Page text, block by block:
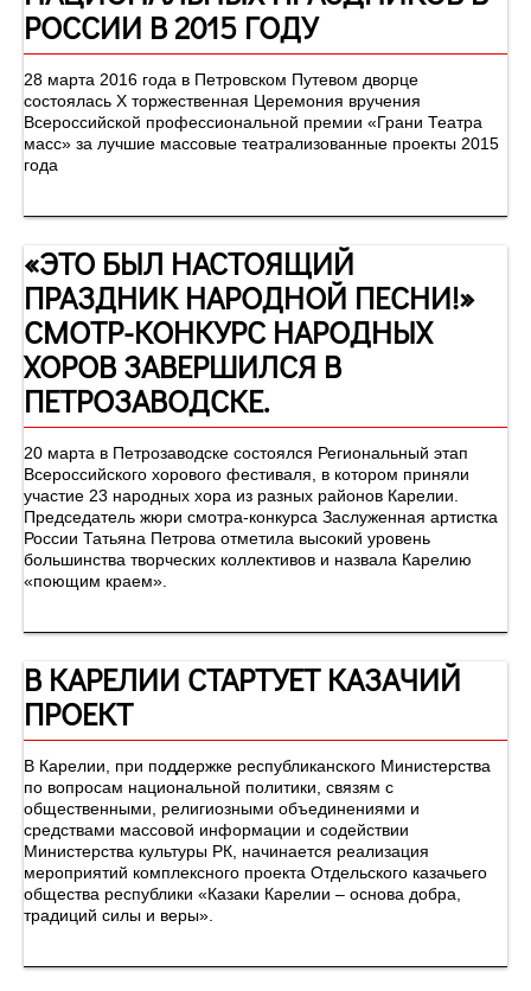
РОССИИ В 2015 ГОДУ
28 марта 2016 года в Петровском Путевом дворце
состоялась Х торжественная Церемония вручения
Всероссийской профессиональной премии «Грани Театра
масс» за лучшие массовые театрализованные проекты 2015
года
«ЭТО БЫЛ НАСТОЯЩИЙ
ПРАЗДНИК НАРОДНОЙ ПЕСНИ!»
СМОТР-КОНКУРС НАРОДНЫХ
ХОРОВ ЗАВЕРШИЛСЯ В
ПЕТРОЗАВОДСКЕ.
20 марта в Петрозаводске состоялся Региональный этап
Всероссийского хорового фестиваля, в котором приняли
участие 23 народных хора из разных районов Карелии.
Председатель жюри смотра-конкурса Заслуженная артистка
России Татьяна Петрова отметила высокий уровень
большинства творческих коллективов и назвала Карелию
«поющим краем».
В КАРЕЛИИ СТАРТУЕТ КАЗАЧИЙ
ПРОЕКТ
В Карелии, при поддержке республиканского Министерства
по вопросам национальной политики, связям с
общественными, религиозными объединениями и
средствами массовой информации и содействии
Министерства культуры РК, начинается реализация
мероприятий комплексного проекта Отдельского казачьего
общества республики «Казаки Карелии – основа добра,
традиций силы и веры».